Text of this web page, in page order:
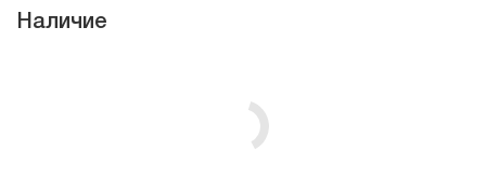
Наличие